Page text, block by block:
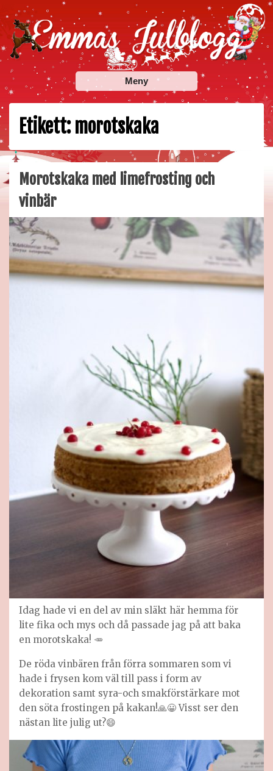
Skip
to
content
Emmas Julblogg
Julbloggar om julnyheter, julklappstips, julkalendrar,
adventskalendrar , julpyssel och julrecept!
Meny
Etikett:morotskaka
Morotskaka med limefrosting och
vinbär
Idag hade vi en del av min släkt här hemma för
lite fika och mys och då passade jag på att baka
en morotskaka! 🥕
De röda vinbären från förra sommaren som vi
hade i frysen kom väl till pass i form av
dekoration samt syra-och smakförstärkare mot
den söta frostingen på kakan!🙏😀 Visst ser den
nästan lite julig ut?😄